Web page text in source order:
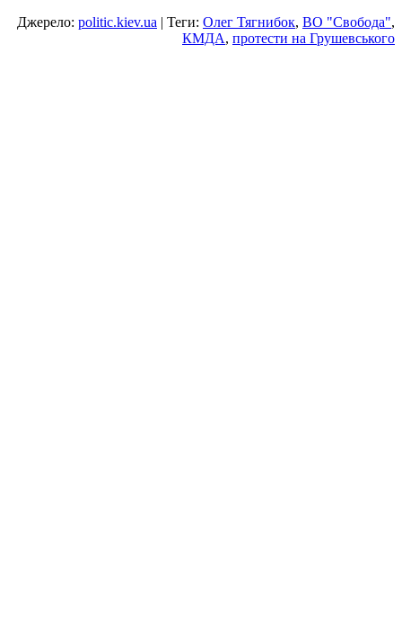
Джерело: politic.kiev.ua | Теги: Олег Тягнибок, ВО "Свобода",
КМДА, протести на Грушевського